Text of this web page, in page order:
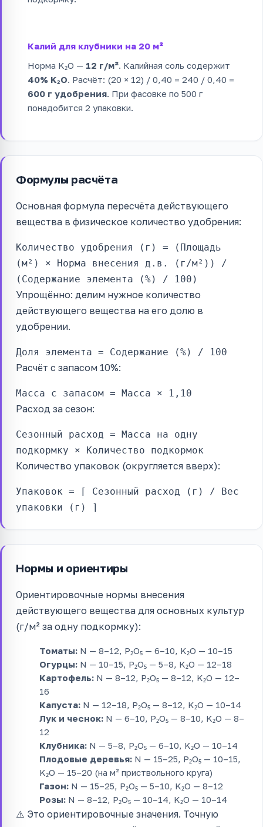
Калий для клубники на 20 м²
Норма K₂O — 12 г/м². Калийная соль содержит
40% K₂O. Расчёт: (20 × 12) / 0,40 = 240 / 0,40 =
600 г удобрения. При фасовке по 500 г
понадобится 2 упаковки.
Формулы расчёта
Основная формула пересчёта действующего
вещества в физическое количество удобрения:
Количество удобрения (г) = (Площадь
(м²) × Норма внесения д.в. (г/м²)) /
(Содержание элемента (%) / 100)
Упрощённо: делим нужное количество
действующего вещества на его долю в
удобрении.
Доля элемента = Содержание (%) / 100
Расчёт с запасом 10%:
Масса с запасом = Масса × 1,10
Расход за сезон:
Сезонный расход = Масса на одну
подкормку × Количество подкормок
Количество упаковок (округляется вверх):
Упаковок = ⌈ Сезонный расход (г) / Вес
упаковки (г) ⌉
Нормы и ориентиры
Ориентировочные нормы внесения
действующего вещества для основных культур
(г/м² за одну подкормку):
Томаты: N — 8–12, P₂O₅ — 6–10, K₂O — 10–15
Огурцы: N — 10–15, P₂O₅ — 5–8, K₂O — 12–18
Картофель: N — 8–12, P₂O₅ — 8–12, K₂O — 12–
16
Капуста: N — 12–18, P₂O₅ — 8–12, K₂O — 10–14
Лук и чеснок: N — 6–10, P₂O₅ — 8–10, K₂O — 8–
12
Клубника: N — 5–8, P₂O₅ — 6–10, K₂O — 10–14
Плодовые деревья: N — 15–25, P₂O₅ — 10–15,
K₂O — 15–20 (на м² приствольного круга)
Газон: N — 15–25, P₂O₅ — 5–10, K₂O — 8–12
Розы: N — 8–12, P₂O₅ — 10–14, K₂O — 10–14
⚠️ Это ориентировочные значения. Точную